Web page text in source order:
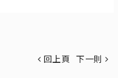
回上頁 下一則